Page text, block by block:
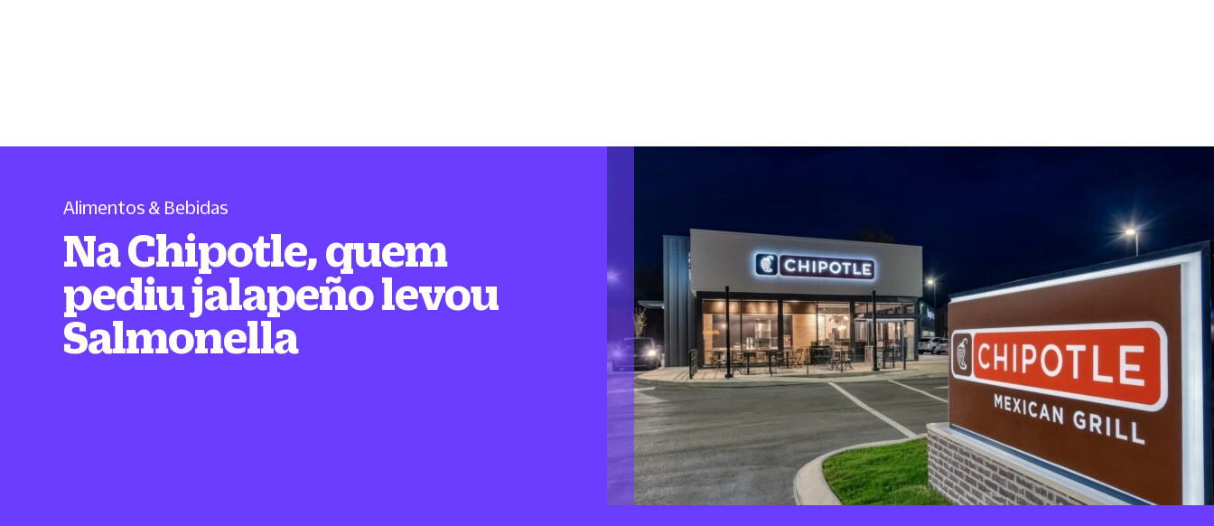
Alimentos & Bebidas
Na Chipotle, quem
pediu jalapeño levou
Salmonella